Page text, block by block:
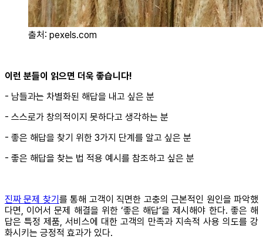
출처: pexels.com
이런 분들이 읽으면 더욱 좋습니다!
- 남들과는 차별화된 해답을 내고 싶은 분
- 스스로가 창의적이지 못하다고 생각하는 분
- 좋은 해답을 찾기 위한 3가지 단계를 알고 싶은 분
- 좋은 해답을 찾는 법 적용 예시를 참조하고 싶은 분
진짜 문제 찾기를 통해 고객이 직면한 고충의 근본적인 원인을 파악했
다면, 이어서 문제 해결을 위한 ‘좋은 해답’을 제시해야 한다. 좋은 해
답은 특정 제품, 서비스에 대한 고객의 만족과 지속적 사용 의도를 강
화시키는 긍정적 효과가 있다.